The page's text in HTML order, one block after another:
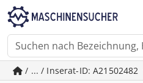
/ ... / Inserat-ID: A21502482